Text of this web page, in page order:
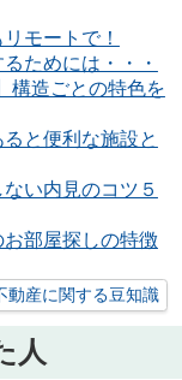
モートで！
ためには・・・
構造ごとの特色を
と便利な施設と
い内見のコツ５
お部屋探しの特徴
動産に関する豆知識
人